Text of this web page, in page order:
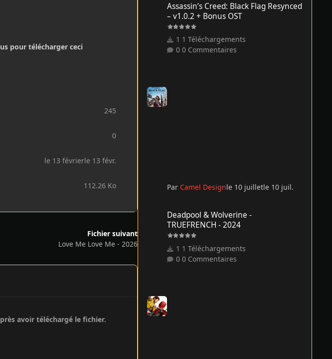
pour télécharger ceci
245
0
le 13 févrierle 13 févr.
112.26 Ko
Fichier suivant
Love Me Love Me - 2026
avoir téléchargé le fichier.
Assassin’s Creed: Black Flag Resynced
– v1.0.2 + Bonus OST
1 Téléchargements
0 Commentaires
Par Camel Designle 10 juilletle 10 juil.
Deadpool & Wolverine - TRUEFRENCH - 2024
Deadpool & Wolverine -
TRUEFRENCH - 2024
1 Téléchargements
0 Commentaires